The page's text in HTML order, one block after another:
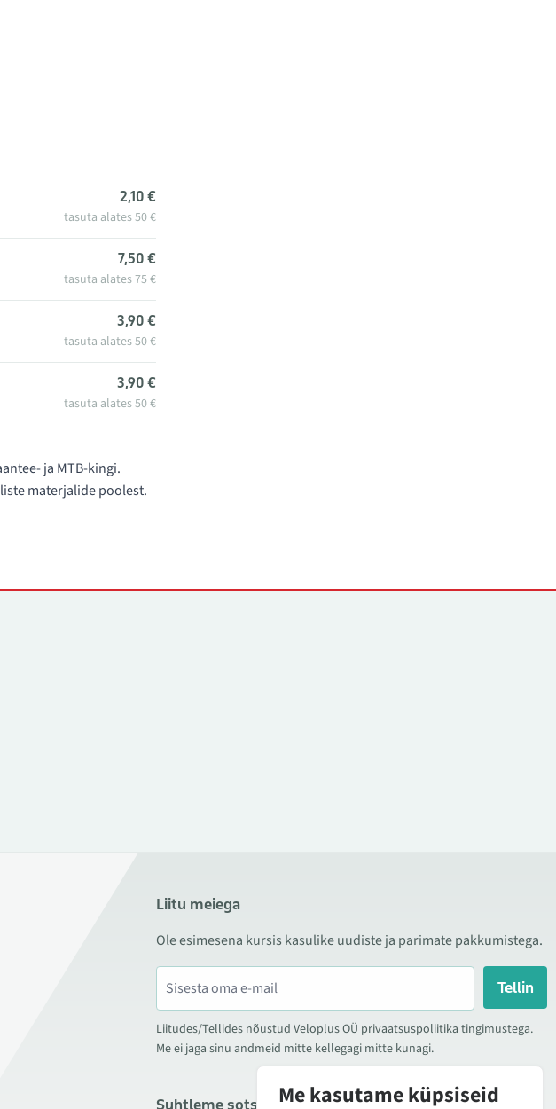
2,10 €
tasuta alates 50 €
7,50 €
tasuta alates 75 €
3,90 €
tasuta alates 50 €
3,90 €
tasuta alates 50 €
ja MTB-kingi.
materjalide poolest.
Liitu meiega
Ole esimesena kursis kasulike uudiste ja parimate pakkumistega.
Tellin
Liitudes/Tellides nõustud Veloplus OÜ privaatsuspoliitika tingimustega.
Me ei jaga sinu andmeid mitte kellegagi mitte kunagi.
Suhtleme sotsiaalmeediasMe kasutame küpsiseid